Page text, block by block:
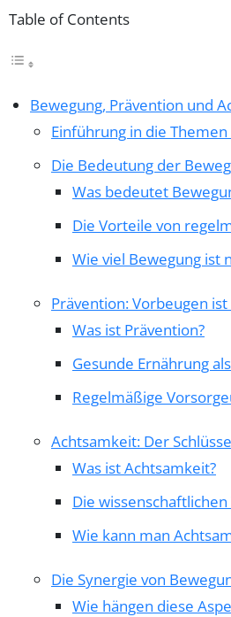
Table of Contents
Bewegung, Prävention und
Einführung in die
Die Bedeutung der
Was bedeutet
Die Vorteile von
Wie viel Bewegung ist
Prävention: Vorbeugen
Was ist Prävention?
Gesunde Ernährung
Regelmäßige
Achtsamkeit: Der
Was ist Achtsamkeit?
Die
Wie kann man
Die Synergie von
Wie hängen diese